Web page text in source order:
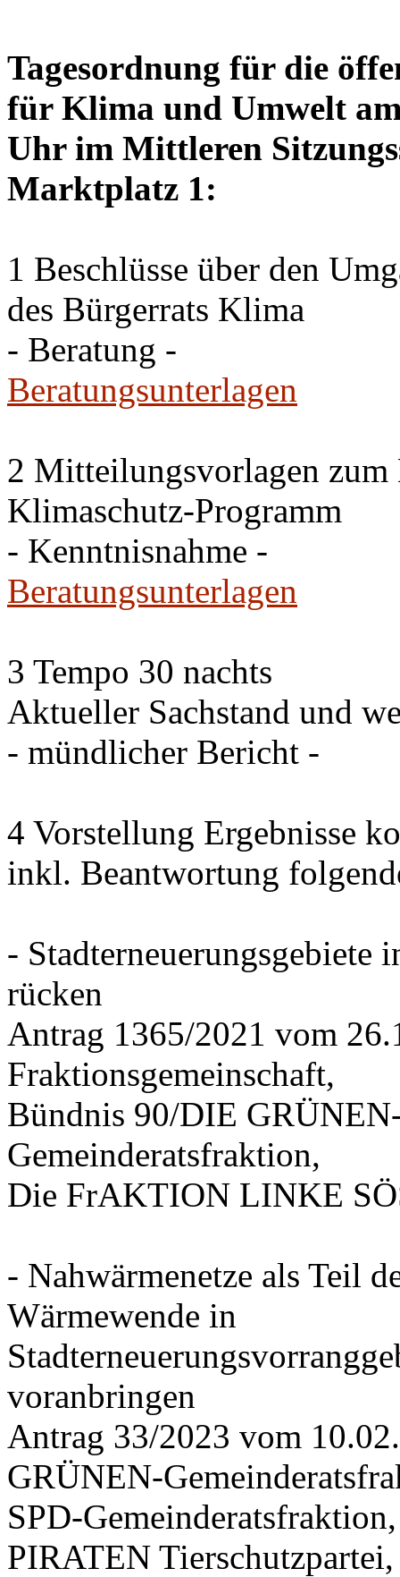
Tagesordnung für die
für Klima und Umwelt
Uhr im Mittleren
Marktplatz 1:
1 Beschlüsse über den
des Bürgerrats Klima
- Beratung -
Beratungsunterlagen
2 Mitteilungsvorlagen zum
Klimaschutz-Programm
- Kenntnisnahme -
Beratungsunterlagen
3 Tempo 30 nachts
Aktueller Sachstand und
- mündlicher Bericht -
4 Vorstellung Ergebnisse
inkl. Beantwortung
- Stadterneuerungsgebiete
rücken
Antrag 1365/2021 vom
Fraktionsgemeinschaft,
Bündnis 90/DIE
Gemeinderatsfraktion,
Die FrAKTION LINKE
- Nahwärmenetze als Teil
Wärmewende in
voranbringen
Antrag 33/2023 vom
GRÜNEN-
SPD-
PIRATEN Tierschutzpartei,